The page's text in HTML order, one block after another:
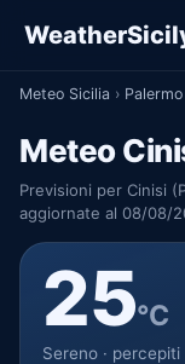
Meteo Sicilia › Palermo
Meteo
Previsioni per Cinisi
aggiornate al 08/08/
25°C
Sereno · percepiti